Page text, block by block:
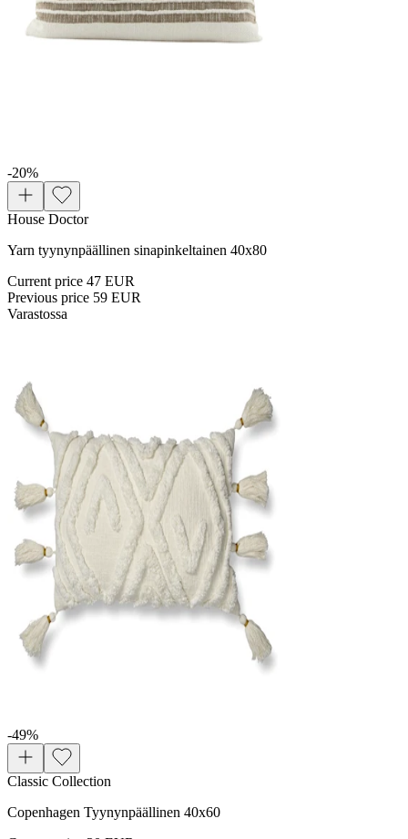
-20%
House Doctor
Yarn tyynynpäällinen sinapinkeltainen 40x80
Current price 47 EUR
Previous price 59 EUR
Varastossa
-49%
Classic Collection
Copenhagen Tyynynpäällinen 40x60